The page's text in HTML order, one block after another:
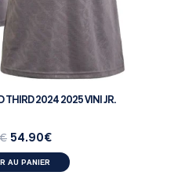
THIRD 2024 2025 VINI JR.
€ 54.90€
AU PANIER